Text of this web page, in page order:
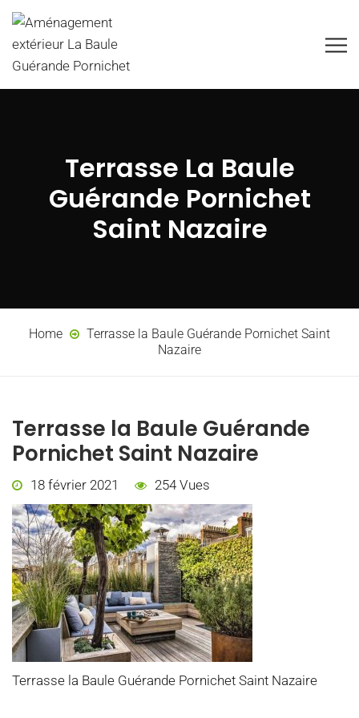
Terrasse La Baule
Guérande Pornichet
Saint Nazaire
Home
Terrasse la Baule Guérande Pornichet Saint
Nazaire
Terrasse la Baule Guérande
Pornichet Saint Nazaire
18 février 2021 254 Vues
Terrasse la Baule Guérande Pornichet Saint Nazaire